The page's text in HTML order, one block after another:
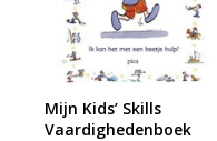
Mijn Kids’ Skills
Vaardighedenboek